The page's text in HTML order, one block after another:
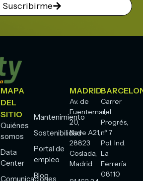
Suscribirme
MAPA
DEL
SITIO
Quiénes
somos
Data
Center
Comunicaciones
Mantenimiento
Sostenibilidad
Portal de
empleo
Blog
MADRID
Av. de
Fuentemar,
20,
Nave A21,
28823
Coslada,
Madrid
Carrer
del
Progrés,
nº 7
Pol. Ind.
La
Ferrería
08110